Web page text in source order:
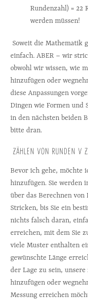
Rundenzahl) = 22
werden müssen!
Soweit die Mathematik geht, das ist es! Es ist wirklich so
einfach. ABER – wir
obwohl wir wissen, wie
hinzufügen oder
diese Anpassungen
Dingen wie Formen und
in den nächsten beiden
bitte dran.
ZÄHLEN VON RUNDEN V
Bevor ich gehe, möchte
hinzufügen. Sie werden
über das Berechnen von
Stricken, bis Sie ein
nichts falsch daran,
erreichen, mit dem Sie
viele Muster enthalten
gewünschte Länge
der Lage zu sein,
hinzufügen oder
Messung erreichen